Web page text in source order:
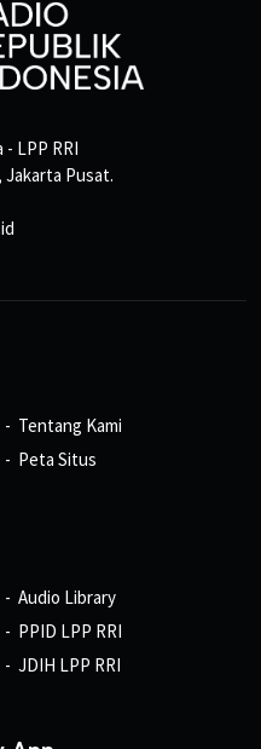
LPP RRI
Jakarta Pusat.
Tentang Kami
Peta Situs
Audio Library
PPID LPP RRI
JDIH LPP RRI